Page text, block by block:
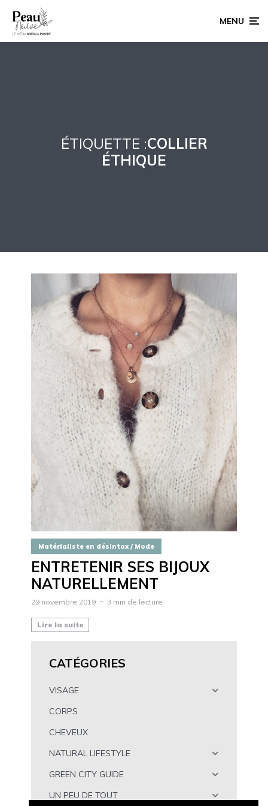
MENU
ÉTIQUETTE :COLLIER
ÉTHIQUE
Matérialiste en désintox / Mode
ENTRETENIR SES BIJOUX
NATURELLEMENT
29 novembre 2019 3 min de lecture
Lire la suite
CATÉGORIES
VISAGE
CORPS
CHEVEUX
NATURAL LIFESTYLE
GREEN CITY GUIDE
UN PEU DE TOUT